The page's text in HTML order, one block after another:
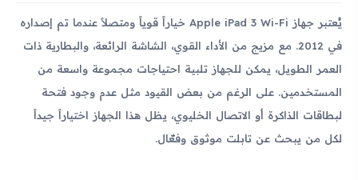
يُعتبر جهاز Apple iPad 3 Wi-Fi خياراً قوياً ومتصلاً عندما تم إصداره
في 2012. مع مزيج من الأداء القوي، الشاشة الرائعة، والبطارية ذات
العمر الطويل، يمكن للجهاز تلبية احتياجات مجموعة واسعة من
المستخدمين. على الرغم من بعض القيود مثل عدم وجود فتحة
لبطاقات الذاكرة أو الاتصال الخليوي، يظل هذا الجهاز اختياراً جيداً
لكل من يبحث عن تابلت موثوق وفعّال.